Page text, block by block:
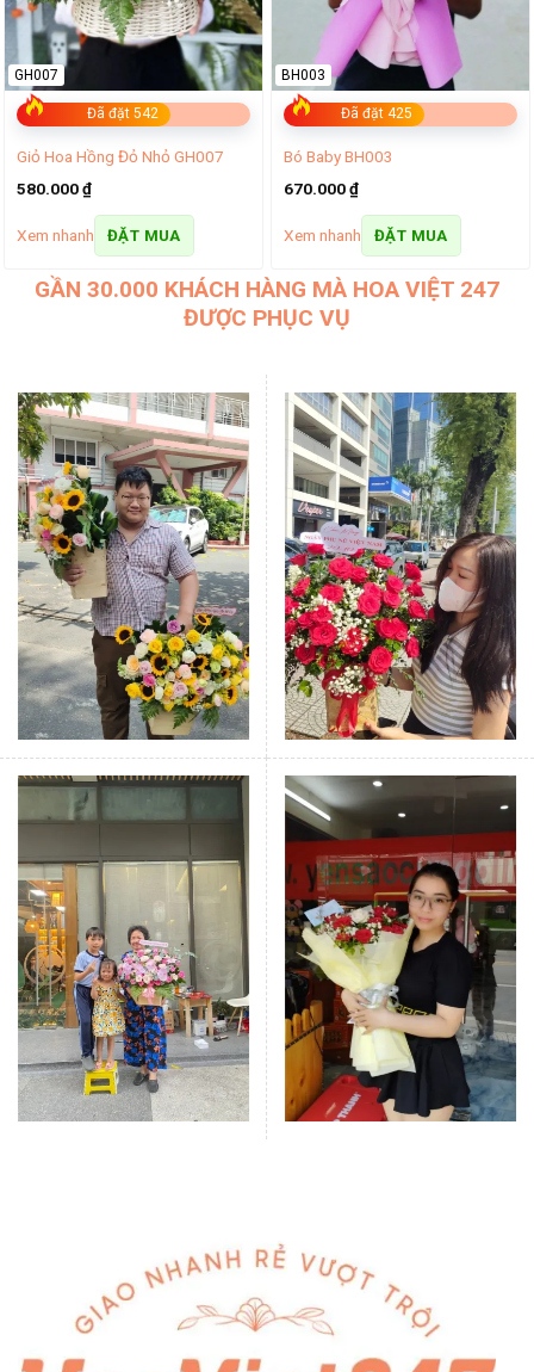
Đã đặt 542
GH007
Giỏ Hoa Hồng Đỏ Nhỏ GH007
580.000₫
Xem nhanh ĐẶT MUA
Đã đặt 425
BH003
Bó Baby BH003
670.000₫
Xem nhanh ĐẶT MUA
GẦN 30.000 KHÁCH HÀNG MÀ HOA VIỆT 247
ĐƯỢC PHỤC VỤ